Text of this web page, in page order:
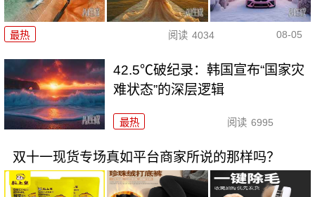
最热 阅读 4034 08-05
42.5℃破纪录：韩国宣布“国家灾
难状态”的深层逻辑
最热 阅读 6995
双十一现货专场真如平台商家所说的那样吗？